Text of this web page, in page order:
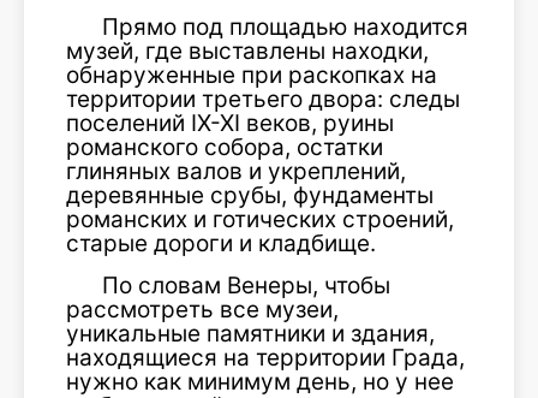
Прямо под площадью находится
музей, где выставлены находки,
обнаруженные при раскопках на
территории третьего двора: следы
поселений IX-XI веков, руины
романского собора, остатки
глиняных валов и укреплений,
деревянные срубы, фундаменты
романских и готических строений,
старые дороги и кладбище.
По словам Венеры, чтобы
рассмотреть все музеи,
уникальные памятники и здания,
находящиеся на территории Града,
нужно как минимум день, но у нее